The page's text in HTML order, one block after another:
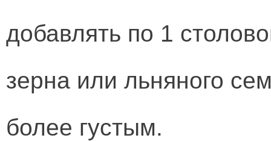
добавлять по 1
зерна или льняного
более густым.